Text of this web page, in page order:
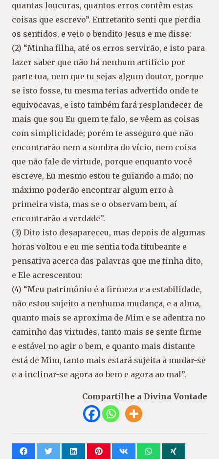
quantas loucuras, quantos erros contêm estas
coisas que escrevo”. Entretanto senti que perdia
os sentidos, e veio o bendito Jesus e me disse:
(2) “Minha filha, até os erros servirão, e isto para
fazer saber que não há nenhum artifício por
parte tua, nem que tu sejas algum doutor, porque
se isto fosse, tu mesma terias advertido onde te
equivocavas, e isto também fará resplandecer de
mais que sou Eu quem te falo, se vêem as coisas
com simplicidade; porém te asseguro que não
encontrarão nem a sombra do vício, nem coisa
que não fale de virtude, porque enquanto você
escreve, Eu mesmo estou te guiando a mão; no
máximo poderão encontrar algum erro à
primeira vista, mas se o observam bem, aí
encontrarão a verdade”.
(3) Dito isto desapareceu, mas depois de algumas
horas voltou e eu me sentia toda titubeante e
pensativa acerca das palavras que me tinha dito,
e Ele acrescentou:
(4) “Meu patrimônio é a firmeza e a estabilidade,
não estou sujeito a nenhuma mudança, e a alma,
quanto mais se aproxima de Mim e se adentra no
caminho das virtudes, tanto mais se sente firme
e estável no agir o bem, e quanto mais distante
está de Mim, tanto mais estará sujeita a mudar-se
e a inclinar-se agora ao bem e agora ao mal”.
Compartilhe a Divina Vontade